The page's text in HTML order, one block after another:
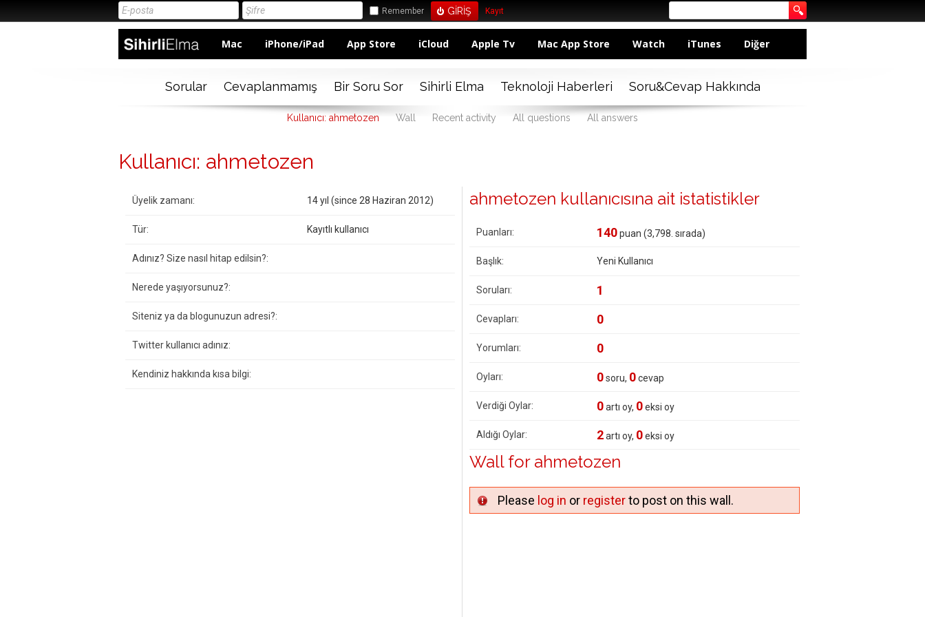
Remember Kayıt
Mac iPhone/iPad App Store iCloud Apple Tv Mac App Store Watch iTunes Diğer
Sorular Cevaplanmamış Bir Soru Sor Sihirli Elma Teknoloji Haberleri Soru&Cevap Hakkında
Kullanıcı: ahmetozen Wall Recent activity All questions All answers
Kullanıcı: ahmetozen
Üyelik zamanı: 14 yıl (since 28 Haziran 2012)
Tür: Kayıtlı kullanıcı
Adınız? Size nasıl hitap edilsin?:
Nerede yaşıyorsunuz?:
Siteniz ya da blogunuzun adresi?:
Twitter kullanıcı adınız:
Kendiniz hakkında kısa bilgi:
ahmetozen kullanıcısına ait istatistikler
Puanları: 140puan (3,798 . sırada)
Başlık: Yeni Kullanıcı
Soruları: 1
Cevapları: 0
Yorumları: 0
Oyları: 0soru, 0cevap
Verdiği Oylar: 0artı oy, 0eksi oy
Aldığı Oylar: 2artı oy, 0eksi oy
Wall for ahmetozen
Please log in or registerto post on this wall.